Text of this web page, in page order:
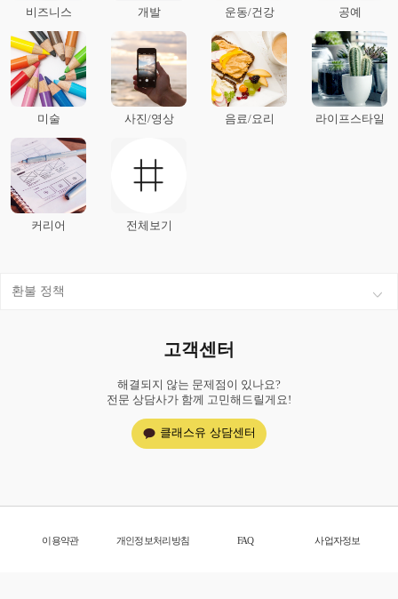
비즈니스 개발 운동/건강 공예
미술 사진/영상 음료/요리 라이프스타일
커리어 전체보기
환불 정책
고객센터
해결되지 않는 문제점이 있나요?
전문 상담사가 함께 고민해드릴게요!
클래스유 상담센터
이용약관 개인정보처리방침 FAQ 사업자정보